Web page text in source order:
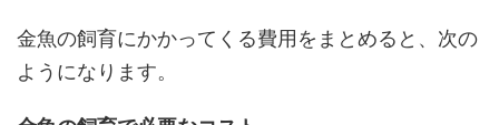
金魚の飼育にかかってくる費用をまとめると、次の
ようになります。